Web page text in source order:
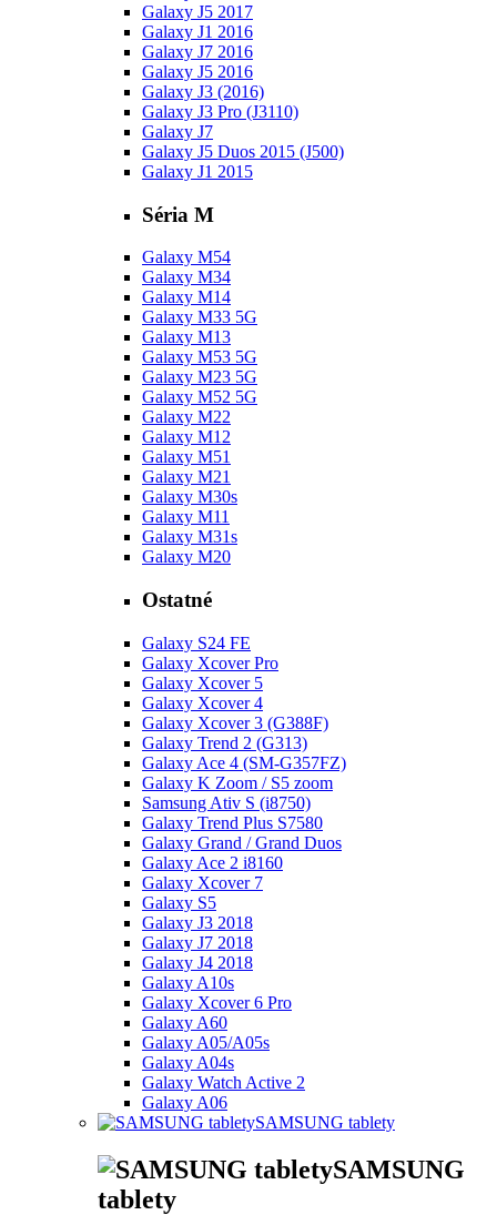
Galaxy J5 2017
Galaxy J1 2016
Galaxy J7 2016
Galaxy J5 2016
Galaxy J3 (2016)
Galaxy J3 Pro (J3110)
Galaxy J7
Galaxy J5 Duos 2015 (J500)
Galaxy J1 2015
Séria M
Galaxy M54
Galaxy M34
Galaxy M14
Galaxy M33 5G
Galaxy M13
Galaxy M53 5G
Galaxy M23 5G
Galaxy M52 5G
Galaxy M22
Galaxy M12
Galaxy M51
Galaxy M21
Galaxy M30s
Galaxy M11
Galaxy M31s
Galaxy M20
Ostatné
Galaxy S24 FE
Galaxy Xcover Pro
Galaxy Xcover 5
Galaxy Xcover 4
Galaxy Xcover 3 (G388F)
Galaxy Trend 2 (G313)
Galaxy Ace 4 (SM-G357FZ)
Galaxy K Zoom / S5 zoom
Samsung Ativ S (i8750)
Galaxy Trend Plus S7580
Galaxy Grand / Grand Duos
Galaxy Ace 2 i8160
Galaxy Xcover 7
Galaxy S5
Galaxy J3 2018
Galaxy J7 2018
Galaxy J4 2018
Galaxy A10s
Galaxy Xcover 6 Pro
Galaxy A60
Galaxy A05/A05s
Galaxy A04s
Galaxy Watch Active 2
Galaxy A06
SAMSUNG tablety
SAMSUNG
tablety